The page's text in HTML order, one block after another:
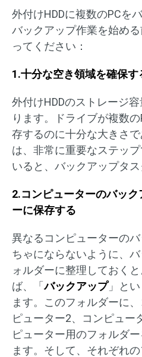
外付けHDDに複数のPCを
バックアップ作業を始め
ってください：
1.十分な空き領域を確保す
外付けHDDのストレージ
ります。ドライブが複数
存するのに十分な大きさ
は、非常に重要なステッ
いると、バックアップタス
2.コンピューターのバッ
ーに保存する
異なるコンピューターの
ちゃにならないように、
ォルダーに整理しておく
ば、「バックアップ」と
ます。このフォルダーに
ピューター2、コンピュー
ピューター用のフォルダ
ます。そして、それぞれ